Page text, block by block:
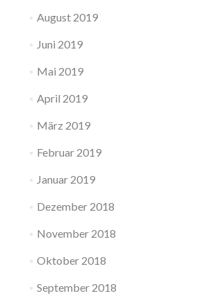
August 2019
Juni 2019
Mai 2019
April 2019
März 2019
Februar 2019
Januar 2019
Dezember 2018
November 2018
Oktober 2018
September 2018